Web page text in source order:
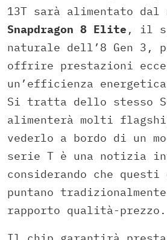
13T sarà alimentato dal
Snapdragon 8 Elite , il
naturale dell’8 Gen 3,
offrire prestazioni
un’efficienza
Si tratta dello stesso
alimenterà molti
vederlo a bordo di un
serie T è una notizia
considerando che
puntano
rapporto qualità-prezzo.